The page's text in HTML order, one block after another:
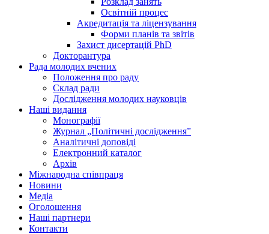
Освітній процес
Акредитація та ліцензування
Форми планів та звітів
Захист дисертацій PhD
Докторантура
Рада молодих вчених
Положення про раду
Склад ради
Дослідження молодих науковців
Наші видання
Монографії
Журнал „Політичні дослідження”
Аналітичні доповіді
Електронний каталог
Архів
Міжнародна співпраця
Новини
Медіa
Оголошення
Наші партнери
Контакти